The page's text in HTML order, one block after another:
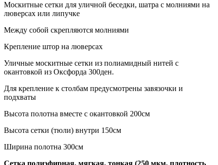
Москитные сетки для уличной беседки, шатра с молниями на
люверсах или липучке
Между собой скрепляются молниями
Крепление штор на люверсах
Уличные москитные сетки из полиамидный нитей с
окантовкой из Оксфорда 300ден.
Для крепление к столбам предусмотрены завязочки и
подхваты
Высота полотна вместе с окантовкой 200см
Высота сетки (тюли) внутри 150см
Ширина полотна 300см